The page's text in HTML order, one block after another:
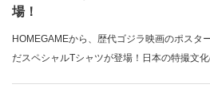
場！
HOMEGAMEから、歴代ゴジラ映画のポスタ
だスペシャルTシャツが登場！日本の特撮文